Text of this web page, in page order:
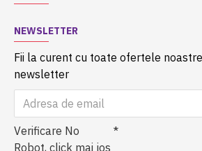
NEWSLETTER
Fii la curent cu toate ofertele
newsletter
Verificare No
Robot, click mai jos